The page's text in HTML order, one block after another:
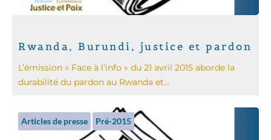
Rwanda, Burundi, justice et pardon
L’émission « Face à l’info » du 21 avril 2015 aborde la
durabilité du pardon au Rwanda et...
Articles de presse Pré-2015